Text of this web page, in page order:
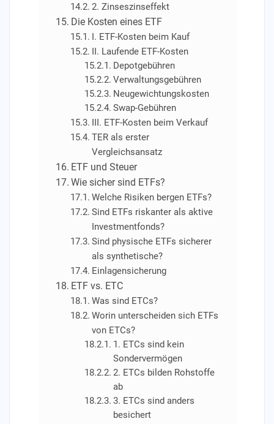
2. Zinseszinseffekt
Die Kosten eines ETF
I. ETF-Kosten beim Kauf
II. Laufende ETF-Kosten
Depotgebühren
Verwaltungsgebühren
Neugewichtungskosten
Swap-Gebühren
III. ETF-Kosten beim Verkauf
TER als erster
Vergleichsansatz
ETF und Steuer
Wie sicher sind ETFs?
Welche Risiken bergen ETFs?
Sind ETFs riskanter als aktive
Investmentfonds?
Sind physische ETFs sicherer
als synthetische?
Einlagensicherung
ETF vs. ETC
Was sind ETCs?
Worin unterscheiden sich ETFs
von ETCs?
1. ETCs sind kein
Sondervermögen
2. ETCs bilden Rohstoffe
ab
3. ETCs sind anders
besichert